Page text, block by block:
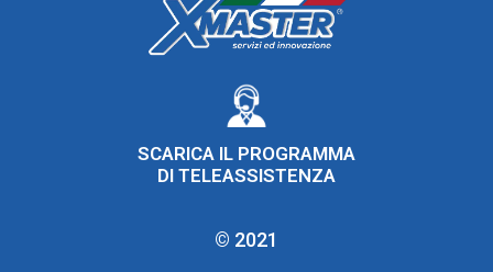
SCARICA IL PROGRAMMA
DI TELEASSISTENZA
© 2021